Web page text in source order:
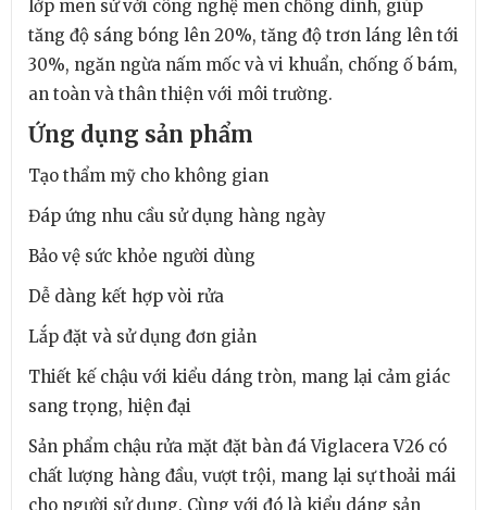
lớp men sứ với công nghệ men chống dính, giúp
tăng độ sáng bóng lên 20%, tăng độ trơn láng lên tới
30%, ngăn ngừa nấm mốc và vi khuẩn, chống ố bám,
an toàn và thân thiện với môi trường.
Ứng dụng sản phẩm
Tạo thẩm mỹ cho không gian
Đáp ứng nhu cầu sử dụng hàng ngày
Bảo vệ sức khỏe người dùng
Dễ dàng kết hợp vòi rửa
Lắp đặt và sử dụng đơn giản
Thiết kế chậu với kiểu dáng tròn, mang lại cảm giác
sang trọng, hiện đại
Sản phẩm chậu rửa mặt đặt bàn đá Viglacera V26 có
chất lượng hàng đầu, vượt trội, mang lại sự thoải mái
cho người sử dụng. Cùng với đó là kiểu dáng sản